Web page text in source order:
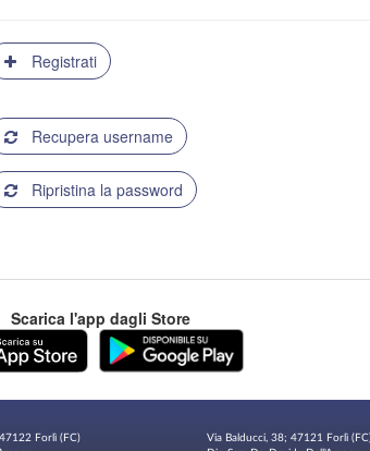
Registrati
Recupera username
Ripristina la password
Scarica l'app dagli Store
Forlì (FC)
Via Balducci, 38; 47121 Forlì